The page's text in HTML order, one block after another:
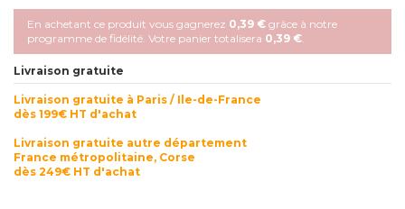
En achetant ce produit vous gagnerez 0,39 € grâce à notre
programme de fidélité. Votre panier totalisera 0,39 €.
Livraison gratuite
Livraison gratuite à Paris / Ile-de-France
dès 199€ HT d'achat
Livraison gratuite autre département
France métropolitaine, Corse
dès 249€ HT d'achat